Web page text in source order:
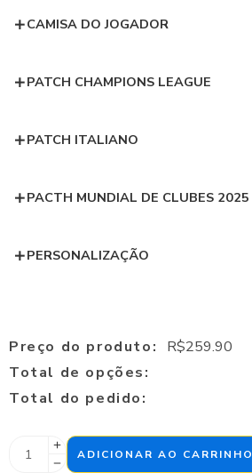
CAMISA DO JOGADOR
PATCH CHAMPIONS LEAGUE
PATCH ITALIANO
PACTH MUNDIAL DE CLUBES 2025
PERSONALIZAÇÃO
Preço do produto: R$259.90
Total de opções:
Total do pedido:
ADICIONAR AO CARRINHO